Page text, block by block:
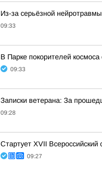
Из-за серьёзной
09:33
В Парке покорителей
09:33
Записки ветерана: За
09:28
Стартует XVII
09:27